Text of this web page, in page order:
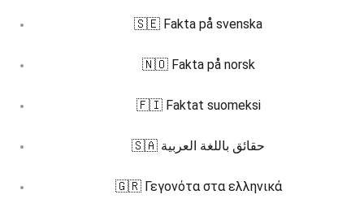
🇸🇪 Fakta på svenska
🇳🇴 Fakta på norsk
🇫🇮 Faktat suomeksi
🇸🇦 حقائق باللغة العربية
🇬🇷 Γεγονότα στα ελληνικά